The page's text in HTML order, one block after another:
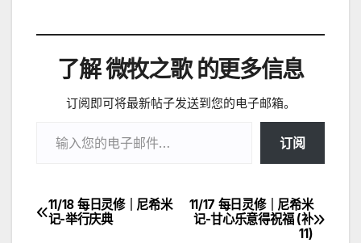
了解 微牧之歌 的更多信息
订阅即可将最新帖子发送到您的电子邮箱。
订阅
文
11/17 每日灵修｜尼希米
记-甘心乐意得祝福 (补
11)
11/18 每日灵修｜尼希米
记-举行庆典